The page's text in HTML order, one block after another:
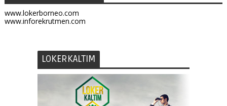
www.lokerborneo.com
www.inforekrutmen.com
LOKERKALTIM